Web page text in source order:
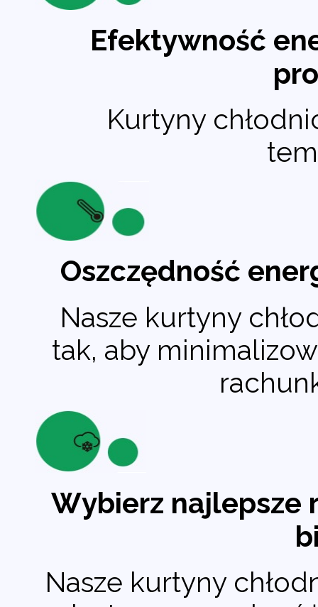
Efektywność
Kurtyny
Oszczędność
Nasze kurtyny
tak, aby
Wybierz najlepsze
Nasze kurtyny